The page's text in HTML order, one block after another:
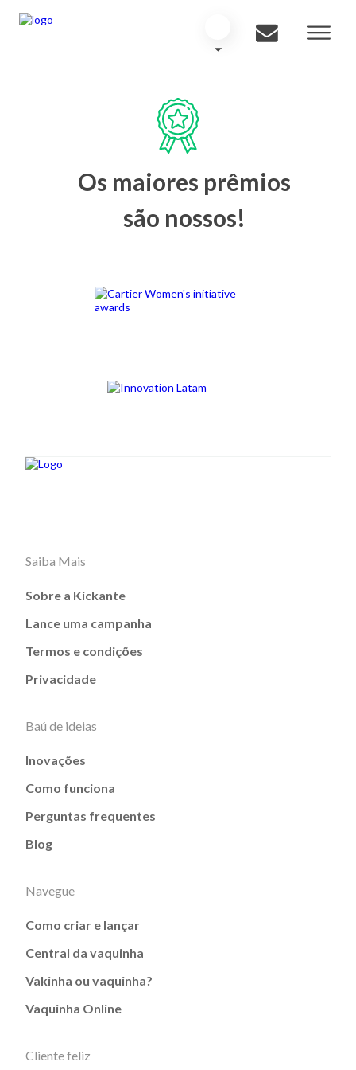
Os maiores prêmios
são nossos!
Saiba Mais
Sobre a Kickante
Lance uma campanha
Termos e condições
Privacidade
Baú de ideias
Inovações
Como funciona
Perguntas frequentes
Blog
Navegue
Como criar e lançar
Central da vaquinha
Vakinha ou vaquinha?
Vaquinha Online
Cliente feliz